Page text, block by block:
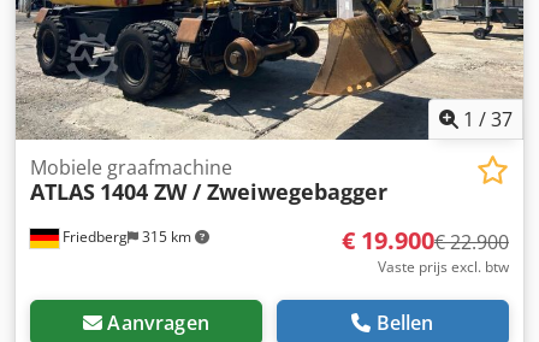
1 /37
Friedberg 315 km
Mobiele graafmachine
ATLAS 1404 ZW / Zweiwegebagger
€ 19.900€ 22.900
Vaste prijs excl. btw
Aanvragen Bellen